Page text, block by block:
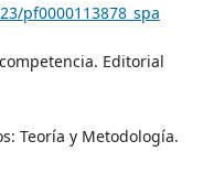
pf0000113878_spa
Editorial
Teoría y Metodología.